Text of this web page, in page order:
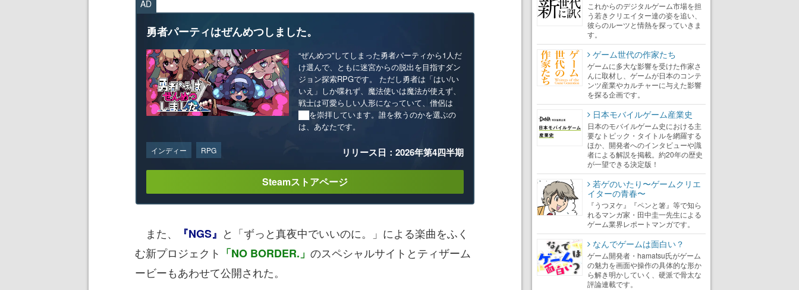
AD
勇者パーティはぜんめつしました。
“ぜんめつ”してしまった勇者パーティから1人だ
け選んで、ともに迷宮からの脱出を目指すダン
ジョン探索RPGです。 ただし勇者は「はい/い
いえ」しか喋れず、魔法使いは魔法が使えず、
戦士は可愛らしい人形になっていて、僧侶は
██を崇拝しています。誰を救うのかを選ぶの
は、あなたです。
インディー RPG リリース日：2026年第4四半期
Steamストアページ
また、 『NGS』 と「ずっと真夜中でいいのに。」による楽曲をふく
む新プロジェクト 「NO BORDER.」 のスペシャルサイトとティザーム
ービーもあわせて公開された。
これからのデジタルゲーム市場を担
う若きクリエイター達の姿を追い、
彼らのルーツと情熱を探っていきま
す。
ゲーム世代の作家たち
ゲームに多大な影響を受けた作家さ
んに取材し、ゲームが日本のコンテ
ンツ産業やカルチャーに与えた影響
を探る企画です。
日本モバイルゲーム産業史
日本のモバイルゲーム史における主
要なトピック・タイトルを網羅する
ほか、開発者へのインタビューや識
者による解説を掲載。約20年の歴史
が一望できる決定版！
若ゲのいたり〜ゲームクリエ
イターの青春〜
『うつヌケ』『ペンと箸』等で知ら
れるマンガ家・田中圭一先生による
ゲーム業界レポートマンガです。
なんでゲームは面白い？
ゲーム開発者・hamatsu氏がゲーム
の魅力を画面や操作の具体的な形か
ら解き明かしていく、硬派で骨太な
評論連載です。